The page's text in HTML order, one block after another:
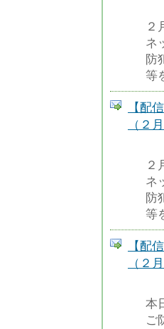
２
ネ
防
等
【配
（２
２
ネ
防
等
【配
（２
本
ご